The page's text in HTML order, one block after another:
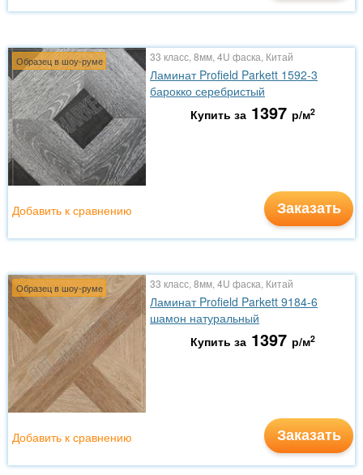
Образец в шоу-руме 33 класс, 8мм, 4U фаска, Китай
Ламинат Profield Parkett 1592-3
барокко серебристый
Купить за 1397 р/м2
Заказать
Добавить к сравнению
Образец в шоу-руме 33 класс, 8мм, 4U фаска, Китай
Ламинат Profield Parkett 9184-6
шамон натуральный
Купить за 1397 р/м2
Заказать
Добавить к сравнению